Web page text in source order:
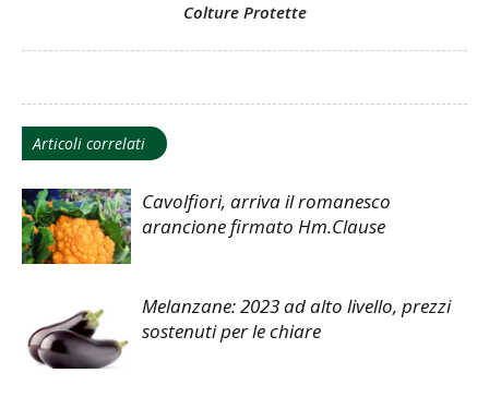
Colture Protette
Articoli correlati
Cavolfiori, arriva il romanesco
arancione firmato Hm.Clause
Melanzane: 2023 ad alto livello, prezzi
sostenuti per le chiare